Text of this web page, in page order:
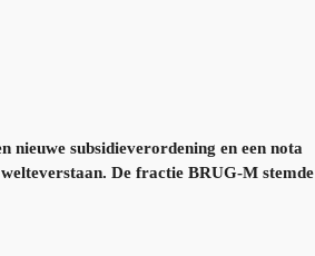
nieuwe subsidieverordening en een nota
De fractie BRUG-M stemde